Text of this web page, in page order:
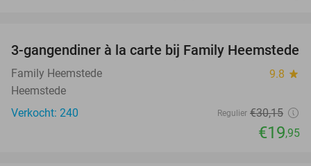
34%
3-gangendiner à la carte bij Family Heemstede
Family Heemstede 9.8 star
Heemstede
Verkocht: 240
Regulier €30,15
€19,95